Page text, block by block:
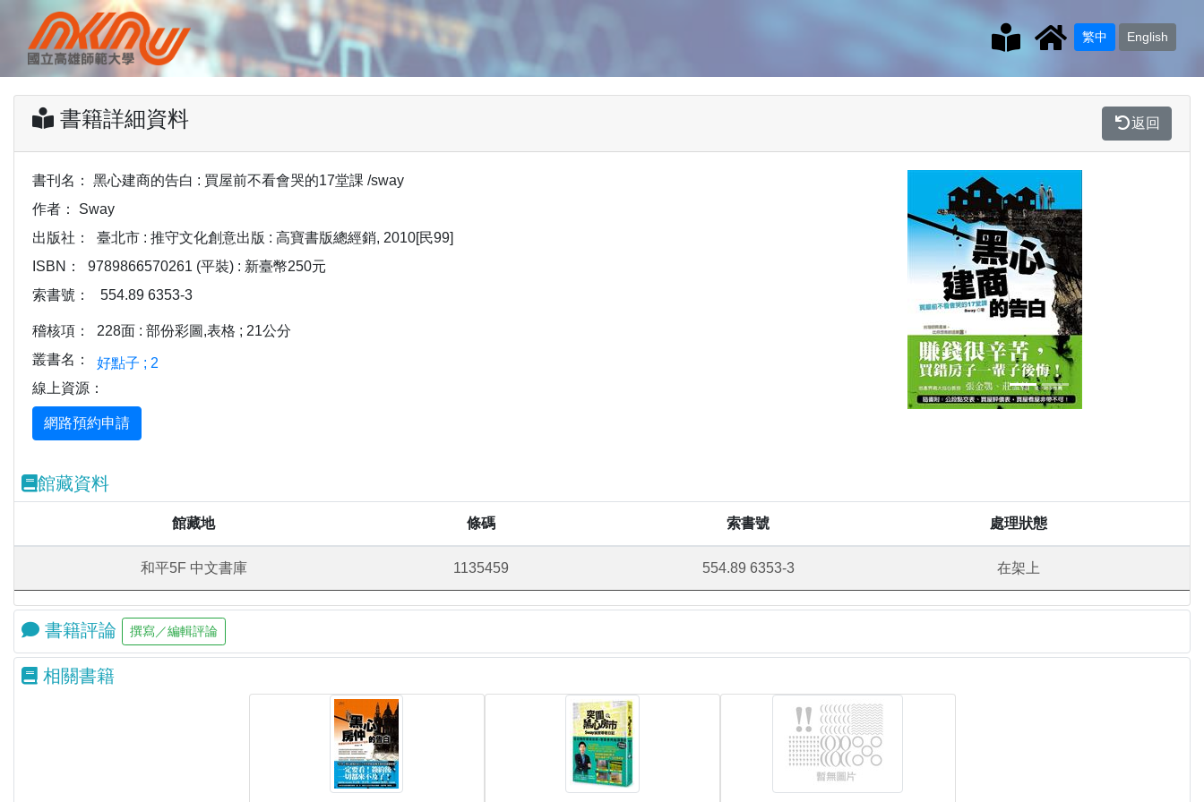
繁中 English
書籍詳細資料 返回
書刊名：
黑心建商的告白 : 買屋前不看會哭的17堂課 /sway
作者：
Sway
出版社：
臺北市 : 推守文化創意出版 : 高寶書版總經銷, 2010[民99]
ISBN：
9789866570261 (平裝) : 新臺幣250元
索書號：
554.89 6353-3
稽核項：
228面 : 部份彩圖,表格 ; 21公分
叢書名：
好點子 ; 2
線上資源：
Previous
館藏資料
館藏地 條碼 索書號 處理狀態
和平5F 中文書庫 1135459 554.89 6353-3 在架上
書籍評論
相關書籍